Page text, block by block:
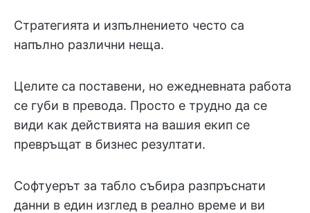
Стратегията и изпълнението често са
напълно различни неща.
Целите са поставени, но ежедневната работа
се губи в превода. Просто е трудно да се
види как действията на вашия екип се
превръщат в бизнес резултати.
Софтуерът за табло събира разпръснати
данни в един изглед в реално време и ви